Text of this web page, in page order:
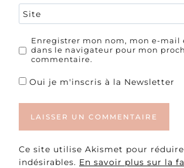
Site
Enregistrer mon nom, mon e-mail
dans le navigateur pour mon
commentaire.
Oui je m'inscris à la Newsletter
Ce site utilise Akismet pour
indésirables. En savoir plus sur la